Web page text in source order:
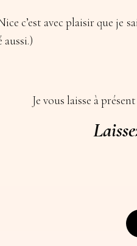
c’est avec plaisir que je
Je vous laisse à